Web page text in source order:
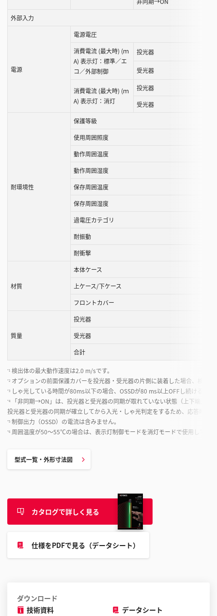
外部入力
電源
電源電圧
消費電流 (最大時) (ｍ
A) 表示灯：標準／エ
コ／外部制御
投光器
受光器
消費電流 (最大時) (ｍ
A) 表示灯：消灯
投光器
受光器
耐環境性
保護等級
使用周囲照度
動作周囲温度
動作周囲湿度
保存周囲温度
保存周囲湿度
過電圧カテゴリ
耐振動
耐衝撃
材質
本体ケース
上ケース/下ケース
フロントカバー
質量
投光器
受光器
合計
*1 検出体の最大動作速度は2.0 m/sです。
*2 オプションの前⾯保護カバーを投光器・受光器の⽚側に装着した場合、検出
*3 しゃ光している時間が80ms以下の場合、OSSDが80 ms以上OFFし続けるこ
*4
「非同期→ON」は、投光器と受光器の同期が取れていない状態（上下端光
投光器と受光器の同期が確立してから入光・しゃ光判定をするため、応答時間
*5 制御出力（OSSD）の電流は含みません。
*6 周囲温度が50〜55℃の場合は、表示灯制御モードを消灯モードで使⽤してく
型式一覧・外形寸法図
カタログで詳しく見る
仕様をPDFで見る（データシート）
ダウンロード
技術資料
データシート